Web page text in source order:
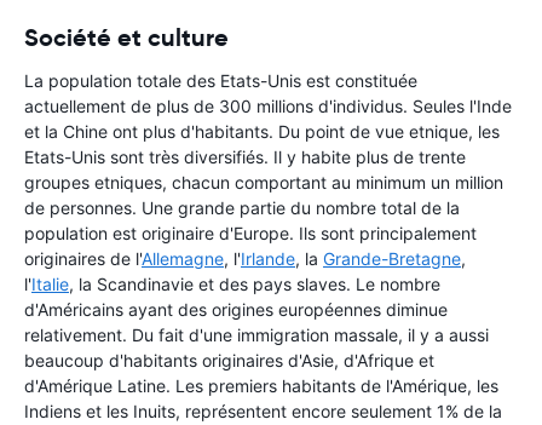
Société et culture
La population totale des Etats-Unis est constituée
actuellement de plus de 300 millions d'individus. Seules l'Inde
et la Chine ont plus d'habitants. Du point de vue etnique, les
Etats-Unis sont très diversifiés. Il y habite plus de trente
groupes etniques, chacun comportant au minimum un million
de personnes. Une grande partie du nombre total de la
population est originaire d'Europe. Ils sont principalement
originaires de l'Allemagne, l'Irlande, la Grande-Bretagne,
l'Italie, la Scandinavie et des pays slaves. Le nombre
d'Américains ayant des origines européennes diminue
relativement. Du fait d'une immigration massale, il y a aussi
beaucoup d'habitants originaires d'Asie, d'Afrique et
d'Amérique Latine. Les premiers habitants de l'Amérique, les
Indiens et les Inuits, représentent encore seulement 1% de la